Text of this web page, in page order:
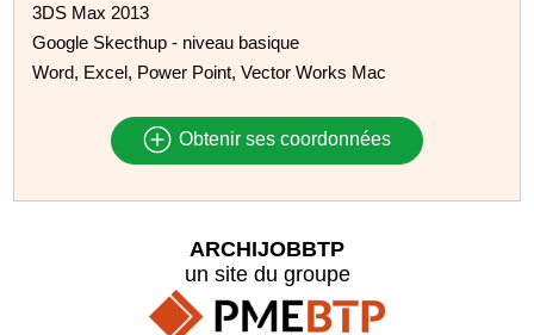
3DS Max 2013
Google Skecthup - niveau basique
Word, Excel, Power Point, Vector Works Mac
Obtenir ses coordonnées
ARCHIJOBBTP
un site du groupe